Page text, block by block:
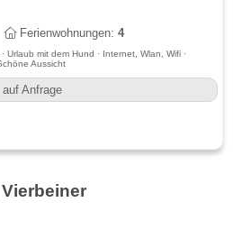
Ferienwohnungen:4
Urlaub mit dem Hund · Internet, Wlan, Wifi ·
Aussicht
auf Anfrage